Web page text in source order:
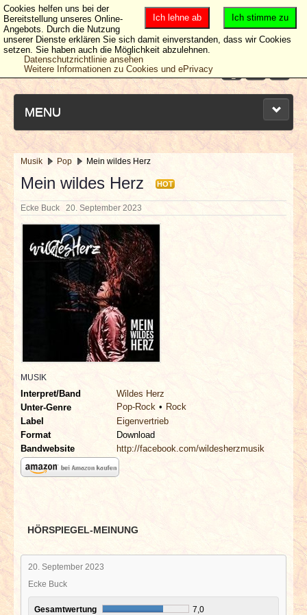
MENU
NEUESTE ARTIKEL
NEWS & DATES
BERICHTE
VERLOSUNGEN
INTERVIEWS
REDAKTION
LINKS
ARCHIV
Musik Pop Mein wildes Herz
Mein wildes Herz HOT
Ecke Buck 20. September 2023
MUSIK
Interpret/Band
Wildes Herz
Unter-Genre
Pop-Rock
Rock
Label
Eigenvertrieb
Format
Download
Bandwebsite
http://facebook.com/wildesherzmusik
HÖRSPIEGEL-MEINUNG
20. September 2023
Ecke Buck
Gesamtwertung 7,0
Ich stimme zu
Ich lehne ab
Cookies helfen uns bei der
Bereitstellung unseres Online-
Angebots. Durch die Nutzung
unserer Dienste erklären Sie sich damit einverstanden, dass wir Cookies
setzen. Sie haben auch die Möglichkeit abzulehnen.
Datenschutzrichtlinie ansehen
Weitere Informationen zu Cookies und ePrivacy